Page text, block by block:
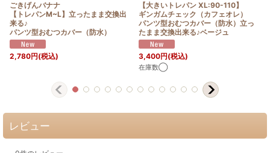
ごきげんバナナ
【トレパンM~L】立ったまま交換出
来る♪
パンツ型おむつカバー（防水）
2,780円(税込)
【大きいトレパン XL:90-110】
ギンガムチェック（カフェオレ）
パンツ型おむつカバー（防水）立っ
たまま交換出来る♪ベージュ
3,400円(税込)
在庫数◯
レビュー